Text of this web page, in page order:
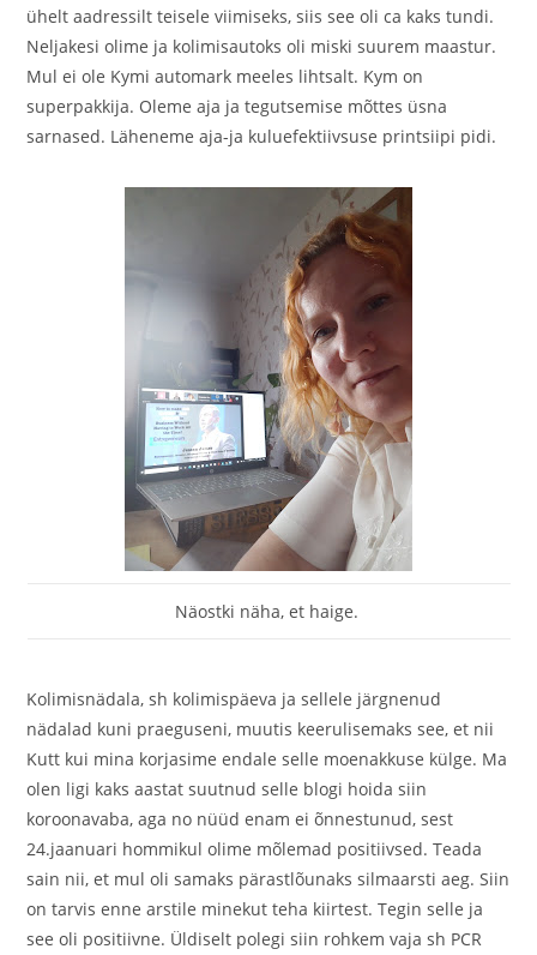
ühelt aadressilt teisele viimiseks, siis see oli ca kaks tundi.
Neljakesi olime ja kolimisautoks oli miski suurem maastur.
Mul ei ole Kymi automark meeles lihtsalt. Kym on
superpakkija. Oleme aja ja tegutsemise mõttes üsna
sarnased. Läheneme aja-ja kuluefektiivsuse printsiipi pidi.
Näostki näha, et haige.
Kolimisnädala, sh kolimispäeva ja sellele järgnenud
nädalad kuni praeguseni, muutis keerulisemaks see, et nii
Kutt kui mina korjasime endale selle moenakkuse külge. Ma
olen ligi kaks aastat suutnud selle blogi hoida siin
koroonavaba, aga no nüüd enam ei õnnestunud, sest
24.jaanuari hommikul olime mõlemad positiivsed. Teada
sain nii, et mul oli samaks pärastlõunaks silmaarsti aeg. Siin
on tarvis enne arstile minekut teha kiirtest. Tegin selle ja
see oli positiivne. Üldiselt polegi siin rohkem vaja sh PCR